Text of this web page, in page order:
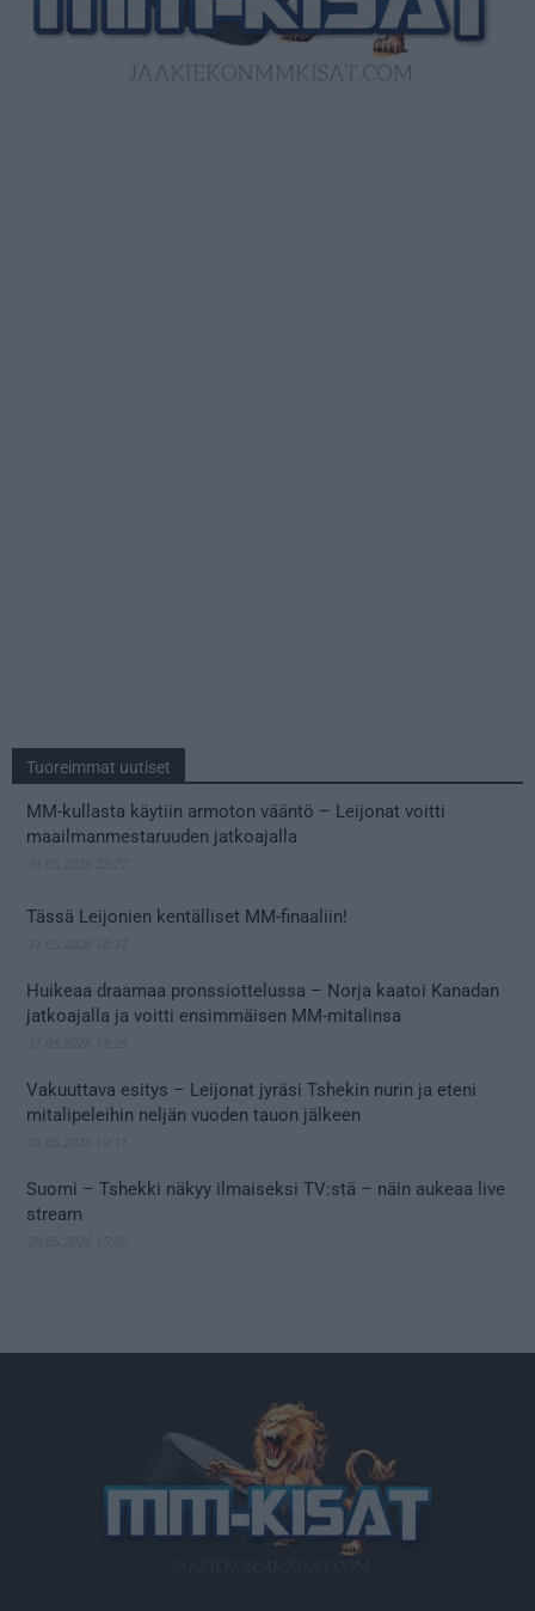
Tuoreimmat uutiset
MM-kullasta käytiin armoton vääntö – Leijonat voitti
maailmanmestaruuden jatkoajalla
Tässä Leijonien kentälliset MM-finaaliin!
Huikeaa draamaa pronssiottelussa – Norja kaatoi Kanadan
jatkoajalla ja voitti ensimmäisen MM-mitalinsa
Vakuuttava esitys – Leijonat jyräsi Tshekin nurin ja eteni
mitalipeleihin neljän vuoden tauon jälkeen
Suomi – Tshekki näkyy ilmaiseksi TV:stä – näin aukeaa live
stream